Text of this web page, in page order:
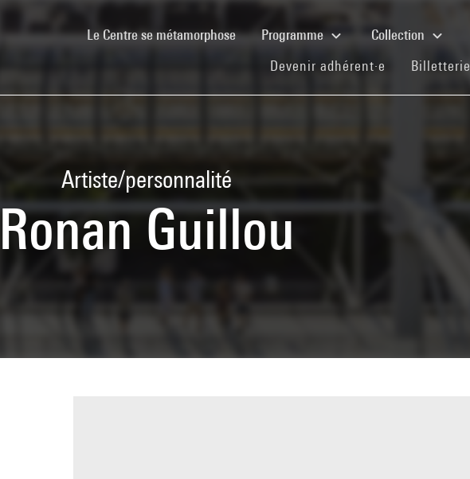
Le Centre se métamorphose(current)Programme Collection
Devenir adhérent·e (current)
Billetterie
Artiste/personnalité
Ronan Guillou